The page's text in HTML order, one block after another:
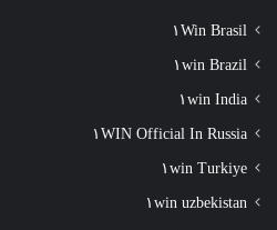
١Win Brasil
١win Brazil
١win India
١WIN Official In Russia
١win Turkiye
١win uzbekistan